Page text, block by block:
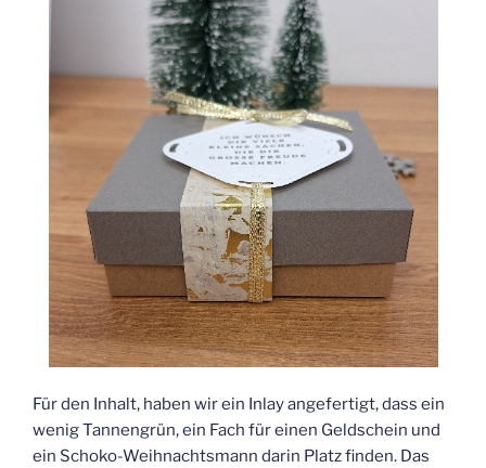
Für den Inhalt, haben wir ein Inlay angefertigt, dass ein
wenig Tannengrün, ein Fach für einen Geldschein und
ein Schoko-Weihnachtsmann darin Platz finden. Das